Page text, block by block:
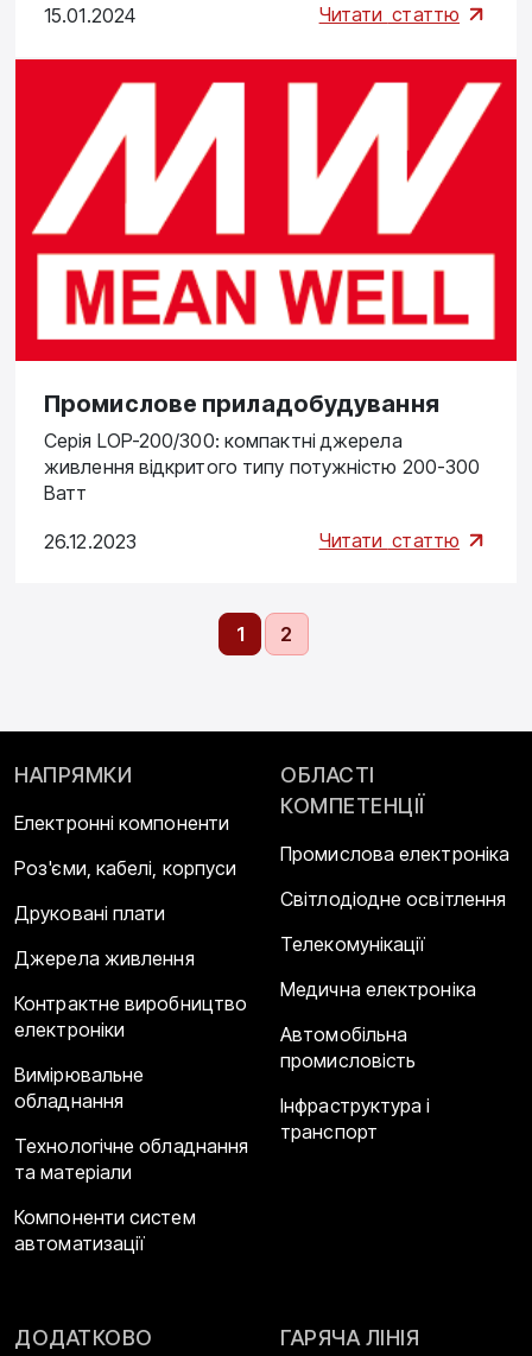
15.01.2024 Читати статтю
Промислове приладобудування
Серія LOP-200/300: компактні джерела
живлення відкритого типу потужністю 200-300
Ватт
26.12.2023 Читати статтю
1 2
НАПРЯМКИ
Електронні компоненти
Роз'єми, кабелі, корпуси
Друковані плати
Джерела живлення
Контрактне виробництво
електроніки
Вимірювальне
обладнання
Технологічне обладнання
та матеріали
Компоненти систем
автоматизації
ОБЛАСТІ
КОМПЕТЕНЦІЇ
Промислова електроніка
Світлодіодне освітлення
Телекомунікації
Медична електроніка
Автомобільна
промисловість
Інфраструктура і
транспорт
ДОДАТКОВО ГАРЯЧА ЛІНІЯ